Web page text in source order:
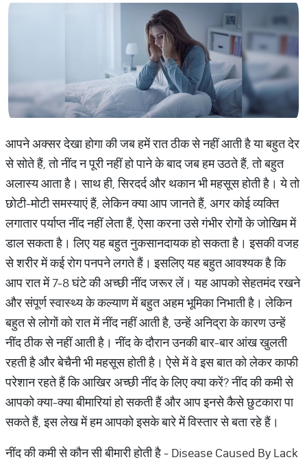
आपने अक्सर देखा होगा की जब हमें रात ठीक से नहीं आती है या बहुत देर
से सोते हैं, तो नींद न पूरी नहीं हो पाने के बाद जब हम उठते हैं, तो बहुत
अलास्य आता है। साथ ही, सिरदर्द और थकान भी महसूस होती है। ये तो
छोटी-मोटी समस्याएं हैं, लेकिन क्या आप जानते हैं, अगर कोई व्यक्ति
लगातार पर्याप्त नींद नहीं लेता हैं, ऐसा करना उसे गंभीर रोगों के जोखिम में
डाल सकता है। लिए यह बहुत नुकसानदायक हो सकता है। इसकी वजह
से शरीर में कई रोग पनपने लगते हैं। इसलिए यह बहुत आवश्यक है कि
आप रात में 7-8 घंटे की अच्छी नींद जरूर लें। यह आपको सेहतमंद रखने
और संपूर्ण स्वास्थ्य के कल्याण में बहुत अहम भूमिका निभाती है। लेकिन
बहुत से लोगों को रात में नींद नहीं आती है, उन्हें अनिद्रा के कारण उन्हें
नींद ठीक से नहीं आती है। नींद के दौरान उनकी बार-बार आंख खुलती
रहती है और बेचैनी भी महसूस होती है। ऐसे में वे इस बात को लेकर काफी
परेशान रहते हैं कि आखिर अच्छी नींद के लिए क्या करें? नींद की कमी से
आपको क्या-क्या बीमारियां हो सकती हैं और आप इनसे कैसे छुटकारा पा
सकते हैं, इस लेख में हम आपको इसके बारे में विस्तार से बता रहे हैं।
नींद की कमी से कौन सी बीमारी होती है - Disease Caused By Lack